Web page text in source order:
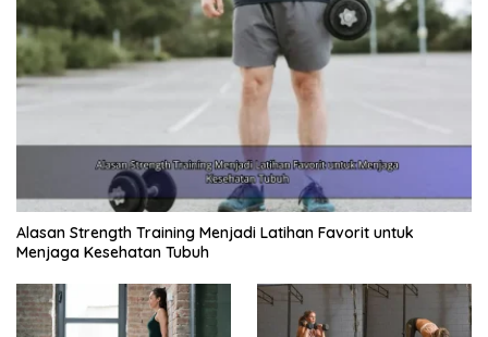
Alasan Strength Training Menjadi Latihan Favorit untuk
Menjaga Kesehatan Tubuh